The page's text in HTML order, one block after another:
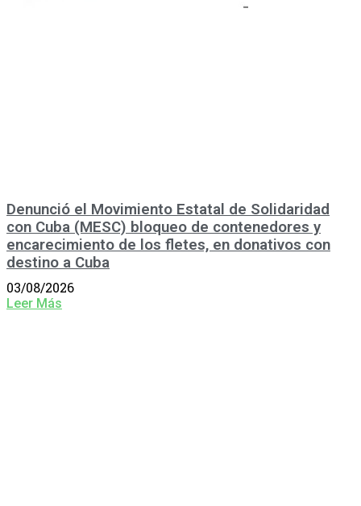
Denunció el Movimiento Estatal de Solidaridad
con Cuba (MESC) bloqueo de contenedores y
encarecimiento de los fletes, en donativos con
destino a Cuba
03/08/2026
Leer Más